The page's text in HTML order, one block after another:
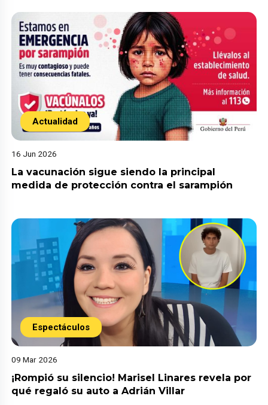
Actualidad
16 Jun 2026
La vacunación sigue siendo la principal
medida de protección contra el sarampión
Espectáculos
09 Mar 2026
¡Rompió su silencio! Marisel Linares revela por
qué regaló su auto a Adrián Villar